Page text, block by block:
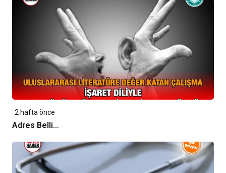
2 hafta önce
Adres Belli…